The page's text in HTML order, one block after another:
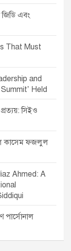
জিডি এবং
That Must
and
Held
সিইও
কাসেম ফজলুল
Ahmed: A
পার্সোনাল